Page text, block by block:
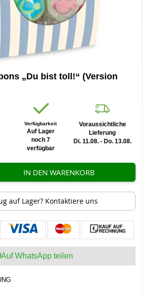
„Du bist toll!“ (Version
Verfügbarkeit
Auf Lager
noch 7
verfügbar
Voraussichtliche
Lieferung
Di. 11.08. - Do. 13.08.
IN DEN WARENKORB
auf Lager? Kontaktiere uns
Auf WhatsApp teilen